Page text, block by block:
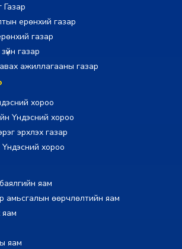
ерөнхий газар
газар
газар
ажиллагааны газар
хороо
Үндэсний хороо
эрхлэх газар
Үндэсний хороо
яам
амьсгалын өөрчлөлтийн яам
яам
яам